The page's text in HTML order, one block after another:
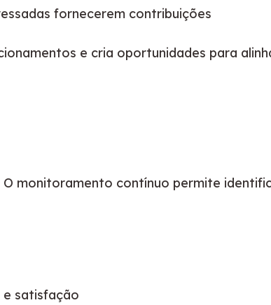
fornecerem contribuições
e cria oportunidades para
monitoramento contínuo permite
e satisfação